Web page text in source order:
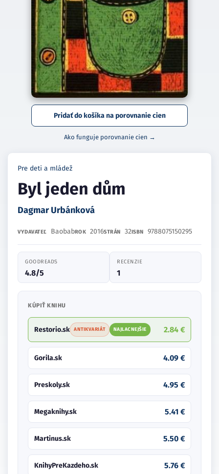
Pridať do košíka na porovnanie cien
Ako funguje porovnanie cien →
Pre deti a mládež
Byl jeden dům
Dagmar Urbánková
VYDAVATEĽ BaobabROK 2016STRÁN 32ISBN 9788075150295
GOODREADS
4.8/5
RECENZIE
1
KÚPIŤ KNIHU
Restorio.sk ANTIKVARIÁT NAJLACNEJŠIE 2.84 €
Gorila.sk 4.09 €
Preskoly.sk 4.95 €
Megaknihy.sk 5.41 €
Martinus.sk 5.50 €
KnihyPreKazdeho.sk 5.76 €